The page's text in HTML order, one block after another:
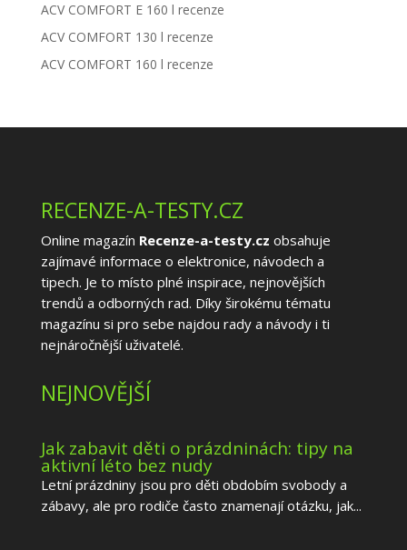
ACV COMFORT E 160 l recenze
ACV COMFORT 130 l recenze
ACV COMFORT 160 l recenze
RECENZE-A-TESTY.CZ
Online magazín Recenze-a-testy.cz obsahuje
zajímavé informace o elektronice, návodech a
tipech. Je to místo plné inspirace, nejnovějších
trendů a odborných rad. Díky širokému tématu
magazínu si pro sebe najdou rady a návody i ti
nejnáročnější uživatelé.
NEJNOVĚJŠÍ
Jak zabavit děti o prázdninách: tipy na
aktivní léto bez nudy
Letní prázdniny jsou pro děti obdobím svobody a
zábavy, ale pro rodiče často znamenají otázku, jak...